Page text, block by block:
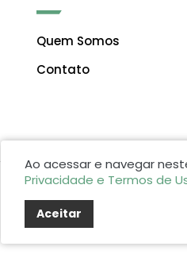
Quem Somos
Contato
Ao acessar e navegar
Privacidade e Termos de
Aceitar